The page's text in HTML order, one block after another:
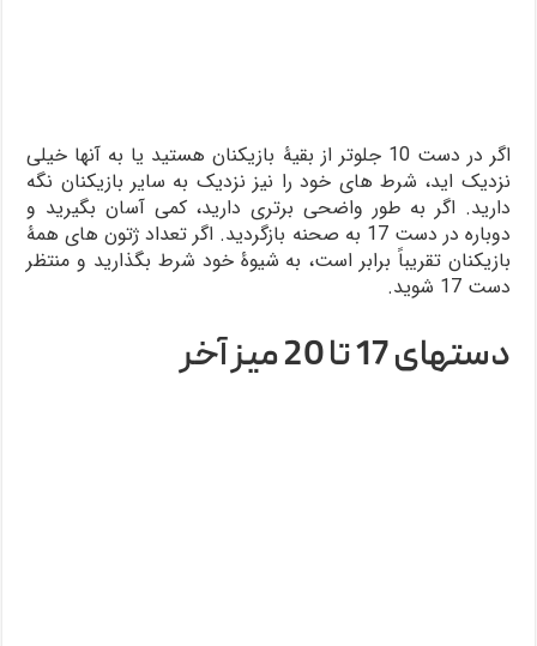
اگر در دست 10 جلوتر از بقیۀ بازیکنان هستید یا به آن­ها خیلی
نزدیک اید، شرط­ های خود را نیز نزدیک به سایر بازیکنان نگه
دارید. اگر به طور واضحی برتری دارید، کمی آسان بگیرید و
دوباره در دست 17 به صحنه بازگردید. اگر تعداد ژتون­ های همۀ
بازیکنان تقریباً برابر است، به شیوۀ خود شرط بگذارید و منتظر
دست 17 شوید.
دست­های 17 تا 20 میز آخر